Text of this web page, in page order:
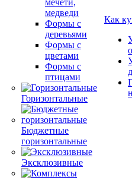
мечети,
медведи
Формы с
деревьями
Формы с
цветами
Формы с
птицами
Горизонтальные
Бюджетные
горизонтальные
Эксклюзивные
Как